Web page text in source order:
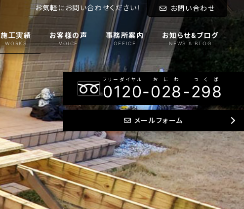
お気軽にお問い合わせください! お問い合わせ
施工実績
WORKS
お客様の声
VOICE
事務所案内
OFFICE
お知らせ&ブログ
NEWS & BLOG
0120
フリーダイヤル
-028
おにわ
-298
つくば
メールフォーム